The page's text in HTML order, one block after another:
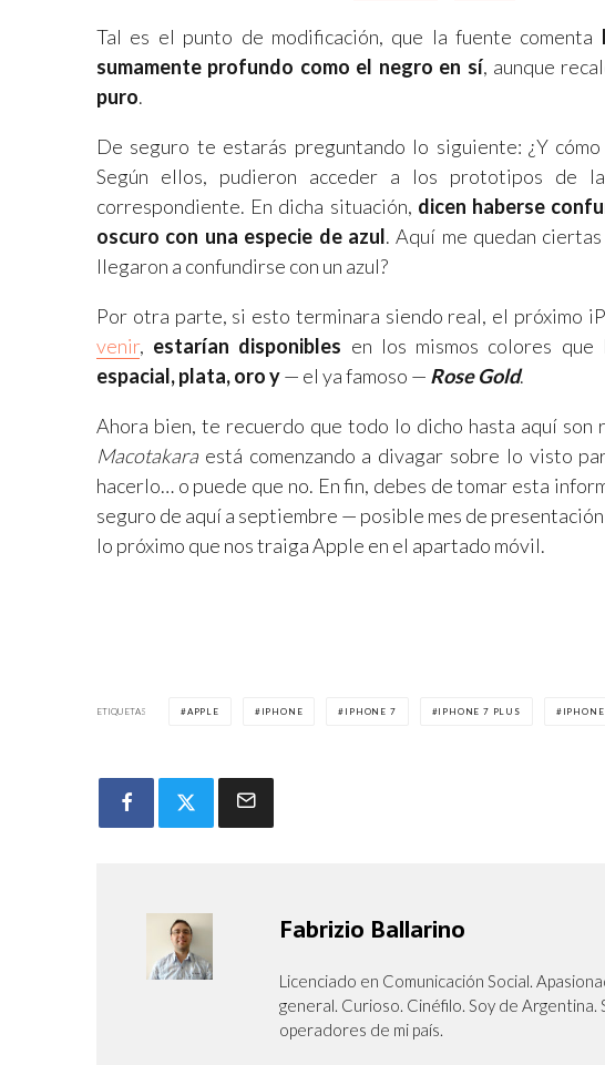
Tal es el punto de modificación, que la fuente comenta
sumamente profundo como el negro en sí, aunque
puro.
De seguro te estarás preguntando lo siguiente: ¿Y
Según ellos, pudieron acceder a los prototipos de
correspondiente. En dicha situación, dicen haberse
oscuro con una especie de azul. Aquí me quedan
llegaron a confundirse con un azul?
Por otra parte, si esto terminara siendo real, el próximo
venir, estarían disponibles en los mismos colores
espacial, plata, oro y— el ya famoso — Rose Gold.
Ahora bien, te recuerdo que todo lo dicho hasta aquí son
Macotakara está comenzando a divagar sobre lo visto
hacerlo… o puede que no. En fin, debes de tomar esta
seguro de aquí a septiembre — posible mes de
lo próximo que nos traiga Apple en el apartado móvil.
ETIQUETAS APPLE IPHONE IPHONE 7 IPHONE 7 PLUS
Fabrizio Ballarino
Licenciado en Comunicación Social.
general. Curioso. Cinéfilo. Soy de
operadores de mi país.